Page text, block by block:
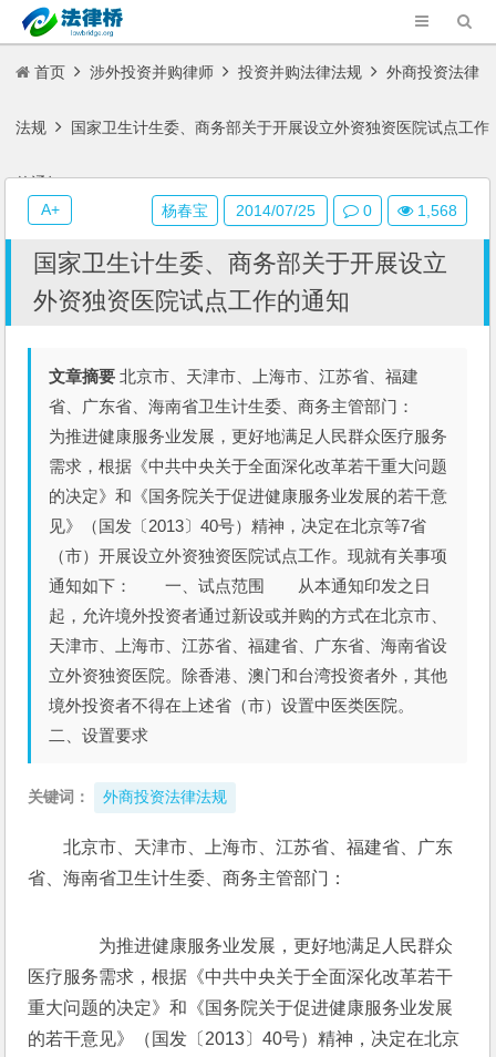
首页 涉外投资并购律师 投资并购法律法规 外商投资法律
法规 国家卫生计生委、商务部关于开展设立外资独资医院试点工作
的通知
国家卫生计生委、商务部关于开展设立
外资独资医院试点工作的通知
文章摘要 北京市、天津市、上海市、江苏省、福建
省、广东省、海南省卫生计生委、商务主管部门：
为推进健康服务业发展，更好地满足人民群众医疗服务
需求，根据《中共中央关于全面深化改革若干重大问题
的决定》和《国务院关于促进健康服务业发展的若干意
见》（国发〔2013〕40号）精神，决定在北京等7省
（市）开展设立外资独资医院试点工作。现就有关事项
通知如下： 一、试点范围 从本通知印发之日
起，允许境外投资者通过新设或并购的方式在北京市、
天津市、上海市、江苏省、福建省、广东省、海南省设
立外资独资医院。除香港、澳门和台湾投资者外，其他
境外投资者不得在上述省（市）设置中医类医院。
二、设置要求
关键词： 外商投资法律法规
北京市、天津市、上海市、江苏省、福建省、广东
省、海南省卫生计生委、商务主管部门：
为推进健康服务业发展，更好地满足人民群众
医疗服务需求，根据《中共中央关于全面深化改革若干
重大问题的决定》和《国务院关于促进健康服务业发展
的若干意见》（国发〔2013〕40号）精神，决定在北京
杨春宝 2014/07/25 0 1,568
A+